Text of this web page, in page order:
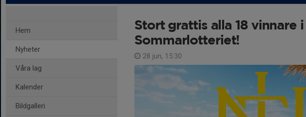
Hem
Nyheter
Våra lag
Kalender
Bildgalleri
Stort grattis alla 18 vinnare i
Sommarlotteriet!
28 jun, 15:30